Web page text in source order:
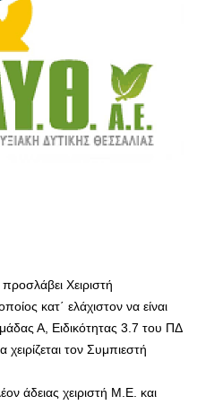
Χειριστή
κατ΄ ελάχιστον να είναι
Α, Ειδικότητας 3.7 του ΠΔ
τον Συμπιεστή
άδειας χειριστή Μ.Ε. και